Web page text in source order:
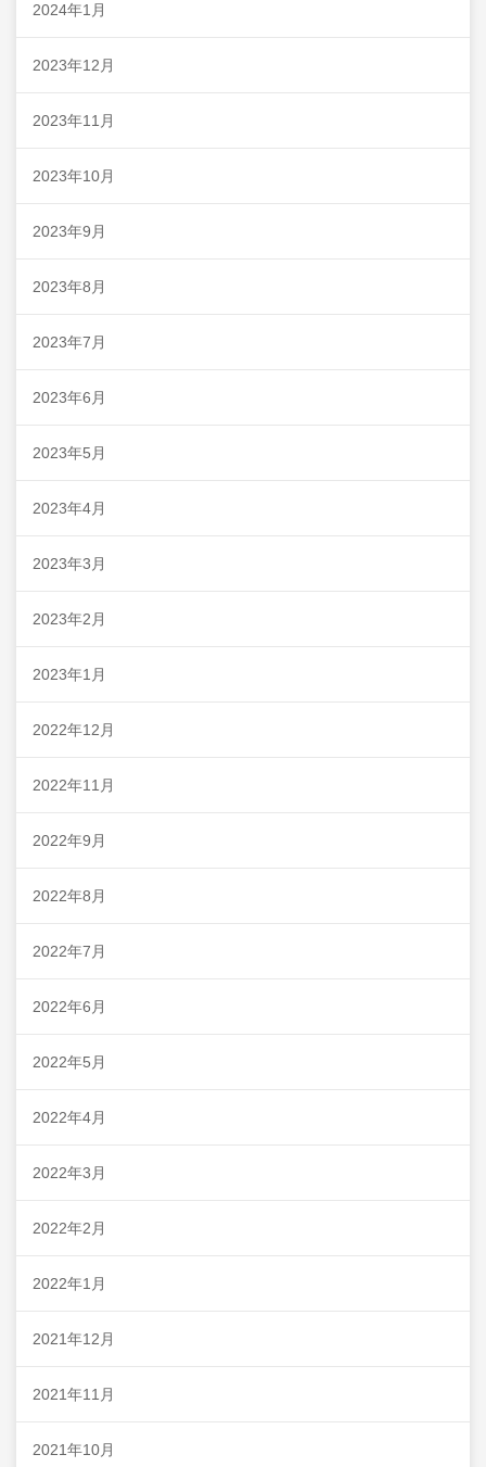
2024年1月
2023年12月
2023年11月
2023年10月
2023年9月
2023年8月
2023年7月
2023年6月
2023年5月
2023年4月
2023年3月
2023年2月
2023年1月
2022年12月
2022年11月
2022年9月
2022年8月
2022年7月
2022年6月
2022年5月
2022年4月
2022年3月
2022年2月
2022年1月
2021年12月
2021年11月
2021年10月